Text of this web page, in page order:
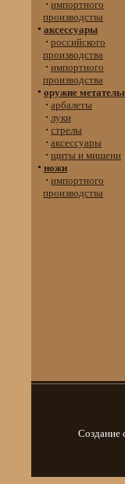
импортного
производства
аксессуары
российского
производства
импортного
производства
оружие
арбалеты
луки
стрелы
аксессуары
щиты и мишени
ножи
импортного
производства
Создание